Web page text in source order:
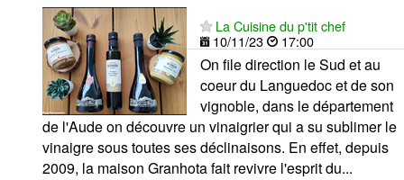
La Cuisine du p'tit chef
10/11/23
17:00
On file direction le Sud et au
coeur du Languedoc et de son
vignoble, dans le département
de l'Aude on découvre un vinaigrier qui a su sublimer le
vinaigre sous toutes ses déclinaisons. En effet, depuis
2009, la maison Granhota fait revivre l'esprit du...